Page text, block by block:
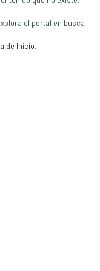
el portal en busca
de Inicio.